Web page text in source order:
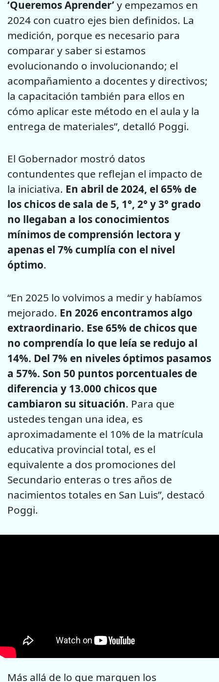
‘Queremos Aprender’y empezamos en
2024 con cuatro ejes bien definidos. La
medición, porque es necesario para
comparar y saber si estamos
evolucionando o involucionando; el
acompañamiento a docentes y directivos;
la capacitación también para ellos en
cómo aplicar este método en el aula y la
entrega de materiales”, detalló Poggi.
El Gobernador mostró datos
contundentes que reflejan el impacto de
la iniciativa. En abril de 2024, el 65% de
los chicos de sala de 5, 1°, 2° y 3° grado
no llegaban a los conocimientos
mínimos de comprensión lectora y
apenas el 7% cumplía con el nivel
óptimo.
“En 2025 lo volvimos a medir y habíamos
mejorado. En 2026 encontramos algo
extraordinario. Ese 65% de chicos que
no comprendía lo que leía se redujo al
14%. Del 7% en niveles óptimos pasamos
a 57%. Son 50 puntos porcentuales de
diferencia y 13.000 chicos que
cambiaron su situación. Para que
ustedes tengan una idea, es
aproximadamente el 10% de la matrícula
educativa provincial total, es el
equivalente a dos promociones del
Secundario enteras o tres años de
nacimientos totales en San Luis”, destacó
Poggi.
Más allá de lo que marquen los